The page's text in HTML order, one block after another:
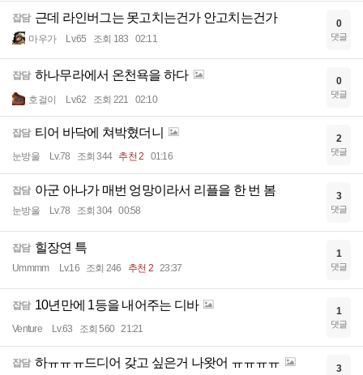
잡담 근데 라인버그는 못고치는건가 안고치는건가
마우가 Lv.65 조회 183 02:11
0
댓글
잡담 하나무라에서 온천욕을 하다
호걸이 Lv.62 조회 221 02:10
0
댓글
잡담 티어 바닥에 쳐박혔더니
눈방울 Lv.78 조회 344 추천 2 01:16
2
댓글
잡담 아군 아나가 매번 엉망이라서 리플을 한 번 봄
눈방울 Lv.78 조회 304 00:58
3
댓글
잡담 힐장연 특
Ummmm Lv.16 조회 246 추천 2 23:37
1
댓글
잡담 10년만에 1등을 내어주는 디바
Venture Lv.63 조회 560 21:21
1
댓글
잡담 하ㅠㅠㅠ드디어 갖고 싶은거 나왓어 ㅠㅠㅠㅠ 3